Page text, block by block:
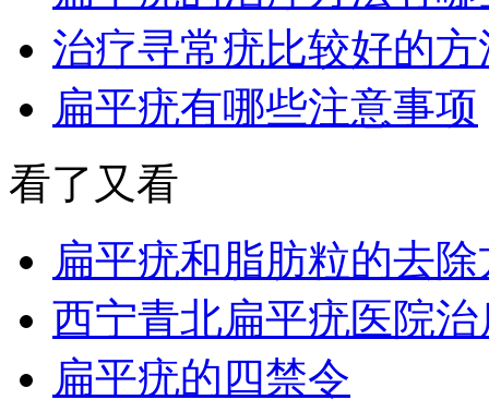
治疗寻常疣比较好的
扁平疣有哪些注意事项
看了又看
扁平疣和脂肪粒的去
西宁青北扁平疣医院
扁平疣的四禁令